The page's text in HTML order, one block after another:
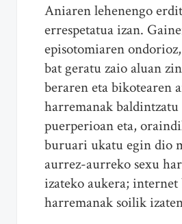
Aniaren lehenengo
errespetatua izan.
episotomiaren
bat geratu zaio aluan
beraren eta bikotearen
harremanak
puerperioan eta,
buruari ukatu egin dio
aurrez-aurreko sexu
izateko aukera; internet
harremanak soilik